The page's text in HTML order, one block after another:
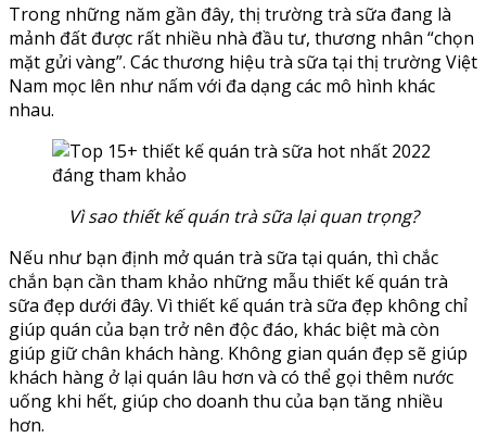
Trong những năm gần đây, thị trường trà sữa đang là
mảnh đất được rất nhiều nhà đầu tư, thương nhân “chọn
mặt gửi vàng”. Các thương hiệu trà sữa tại thị trường Việt
Nam mọc lên như nấm với đa dạng các mô hình khác
nhau.
Vì sao thiết kế quán trà sữa lại quan trọng?
Nếu như bạn định mở quán trà sữa tại quán, thì chắc
chắn bạn cần tham khảo những mẫu thiết kế quán trà
sữa đẹp dưới đây. Vì thiết kế quán trà sữa đẹp không chỉ
giúp quán của bạn trở nên độc đáo, khác biệt mà còn
giúp giữ chân khách hàng. Không gian quán đẹp sẽ giúp
khách hàng ở lại quán lâu hơn và có thể gọi thêm nước
uống khi hết, giúp cho doanh thu của bạn tăng nhiều
hơn.